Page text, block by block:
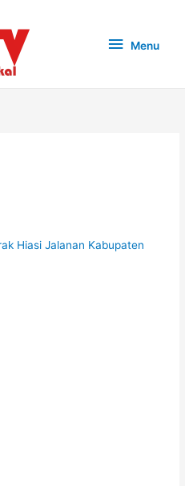
Menu
Menu
Hiasi Jalanan Kabupaten